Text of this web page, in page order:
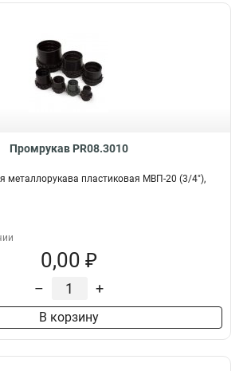
Промрукав PR08.3010
металлорукава пластиковая МВП-20 (3/4"),
0,00 ₽
– +
В корзину